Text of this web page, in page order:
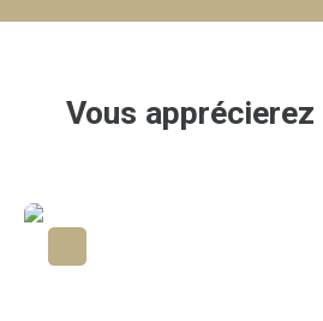
Vous apprécierez